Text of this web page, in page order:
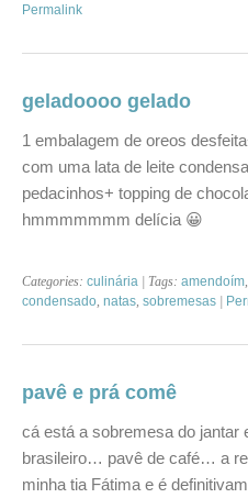
Permalink
geladoooo gelado
1 embalagem de oreos
com uma lata de leite
pedacinhos+ topping de
hmmmmmmm delícia 😀
Categories: culinária | Tags: amendoím
condensado natas sobremesas |
pavê e prá comê
cá está a sobremesa do
brasileiro… pavê de café… a
minha tia Fátima e é